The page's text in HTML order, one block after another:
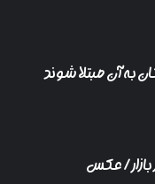
به آن مبتلا شوند
عکس